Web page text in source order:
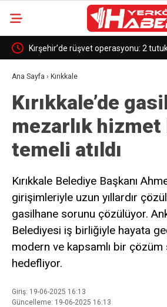
Kırşehir’de rüşvet operasyonu: 2
Ana Sayfa › Kırıkkale
Kırıkkale’de
mezarlık hizmet
temeli atıldı
Kırıkkale Belediye Başkanı
girişimleriyle uzun yıllardır
gasilhane sorunu çözülüyor.
Belediyesi iş birliğiyle hayata
modern ve kapsamlı bir çözüm
hedefliyor.
Giriş: 19-06-2025 16:13
Güncelleme: 19-06-2025 16:13